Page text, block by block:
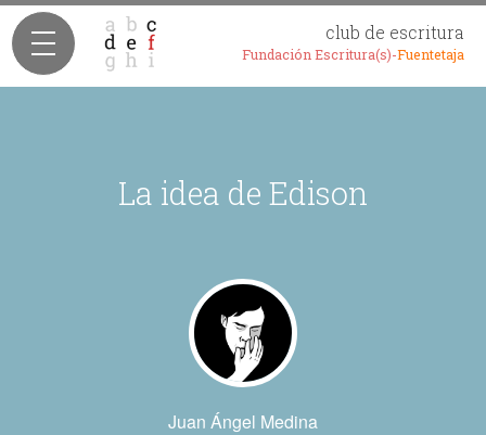
club de escritura
Fundación Escritura(s)-Fuentetaja
La idea de Edison
Juan Ángel Medina